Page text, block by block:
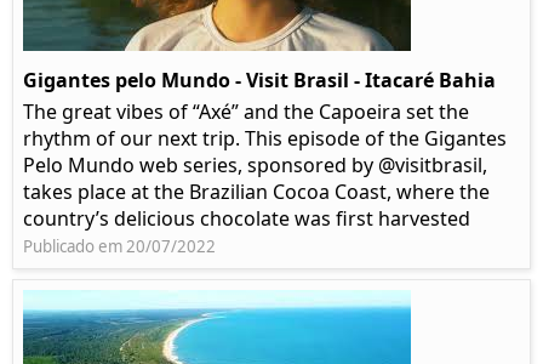
Gigantes pelo Mundo - Visit Brasil - Itacaré Bahia
The great vibes of “Axé” and the Capoeira set the
rhythm of our next trip. This episode of the Gigantes
Pelo Mundo web series, sponsored by @visitbrasil,
takes place at the Brazilian Cocoa Coast, where the
country’s delicious chocolate was first harvested
Publicado em 20/07/2022